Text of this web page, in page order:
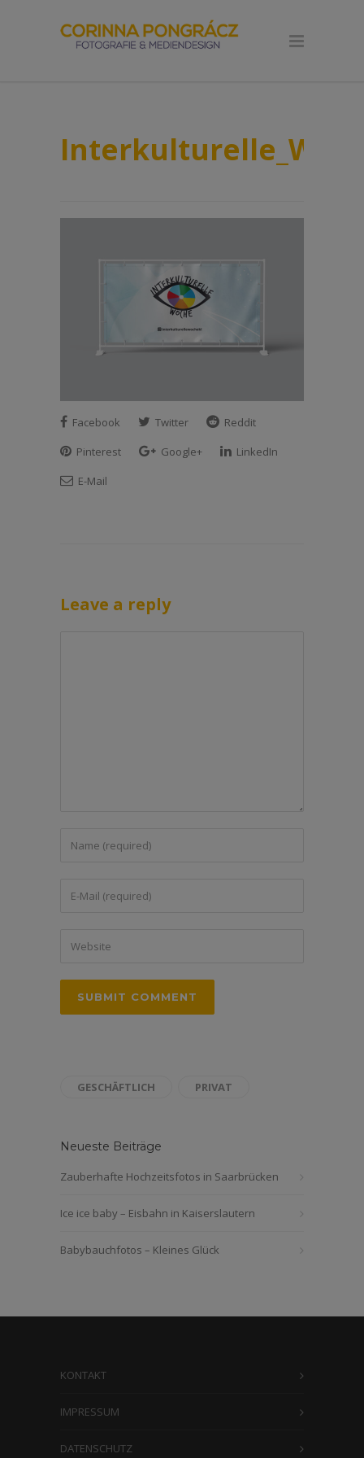
Facebook Twitter
Reddit
Pinterest
Google+
LinkedIn
E-Mail
Leave a reply
GESCHÄFTLICH PRIVAT
Neueste Beiträge
Zauberhafte Hochzeitsfotos in Saarbrücken
Ice ice baby – Eisbahn in Kaiserslautern
Babybauchfotos – Kleines Glück
KONTAKT
IMPRESSUM
DATENSCHUTZ